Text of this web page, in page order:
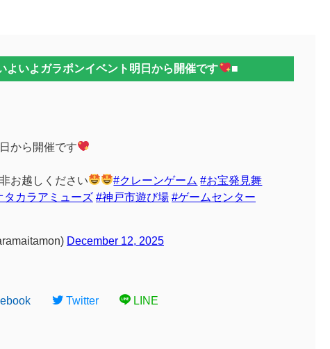
よいよガラポンイベント明日から開催です ■
から開催です
お越しください
#クレーンゲーム #お宝発見舞
タカラアミューズ #神戸市遊び場 #ゲームセンター
December 12, 2025
Twitter LINE